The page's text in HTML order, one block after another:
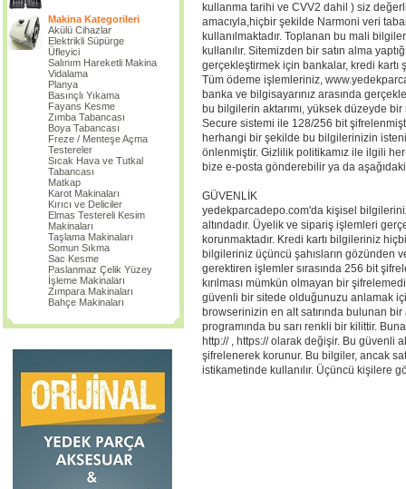
Makina Kategorileri
Akülü Cihazlar
Elektrikli Süpürge
Üfleyici
Salınım Hareketli Makina
Vidalama
Planya
Basınçlı Yıkama
Fayans Kesme
Zımba Tabancası
Boya Tabancası
Freze / Menteşe Açma
Testereler
Sıcak Hava ve Tutkal
Tabancası
Matkap
Karot Makinaları
Kırıcı ve Deliciler
Elmas Testereli Kesim
Makinaları
Taşlama Makinaları
Somun Sıkma
Sac Kesme
Paslanmaz Çelik Yüzey
İşleme Makinaları
Zımpara Makinaları
Bahçe Makinaları
kullanma tarihi ve CVV2 dahil ) siz
amacıyla,hiçbir şekilde Narmoni veri
kullanılmaktadır. Toplanan bu mali
kullanılır. Sitemizden bir satın alma
gerçekleştirmek için bankalar, kredi kartı
Tüm ödeme işlemleriniz,
banka ve bilgisayarınız arasında
bu bilgilerin aktarımı, yüksek düzeyde
Secure sistemi ile 128/256 bit
herhangi bir şekilde bu bilgilerinizin
önlenmiştir. Gizlilik politikamız ile ilgili
bize e-posta gönderebilir ya da
GÜVENLİK
yedekparcadepo.com'da kişisel
altındadır. Üyelik ve sipariş işlemleri
korunmaktadır. Kredi kartı bilgileriniz
bilgileriniz üçüncü şahısların gözünden
gerektiren işlemler sırasında 256 bit
kırılması mümkün olmayan bir
güvenli bir sitede olduğunuzu anlamak
browserinizin en alt satırında bulunan
programında bu sarı renkli bir kilittir.
http:// , https:// olarak değişir. Bu
şifrelenerek korunur. Bu bilgiler, ancak
istikametinde kullanılır. Üçüncü kişilere